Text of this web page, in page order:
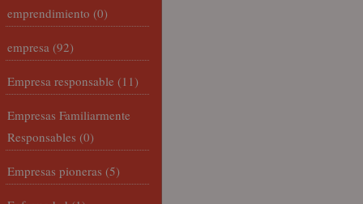
emprendimiento (0)
empresa (92)
Empresa responsable (11)
Empresas Familiarmente
Responsables (0)
Empresas pioneras (5)